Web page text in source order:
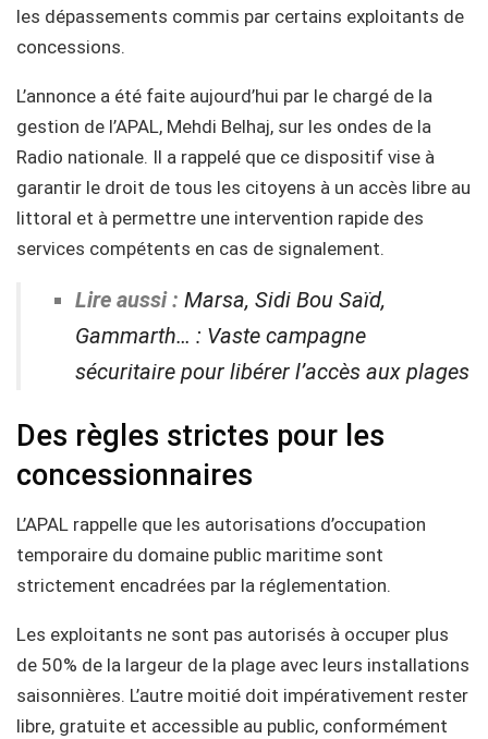
les dépassements commis par certains exploitants de
concessions.
L’annonce a été faite aujourd’hui par le chargé de la
gestion de l’APAL, Mehdi Belhaj, sur les ondes de la
Radio nationale. Il a rappelé que ce dispositif vise à
garantir le droit de tous les citoyens à un accès libre au
littoral et à permettre une intervention rapide des
services compétents en cas de signalement.
Lire aussi :Marsa, Sidi Bou Saïd,
Gammarth… : Vaste campagne
sécuritaire pour libérer l’accès aux plages
Des règles strictes pour les
concessionnaires
L’APAL rappelle que les autorisations d’occupation
temporaire du domaine public maritime sont
strictement encadrées par la réglementation.
Les exploitants ne sont pas autorisés à occuper plus
de 50% de la largeur de la plage avec leurs installations
saisonnières. L’autre moitié doit impérativement rester
libre, gratuite et accessible au public, conformément